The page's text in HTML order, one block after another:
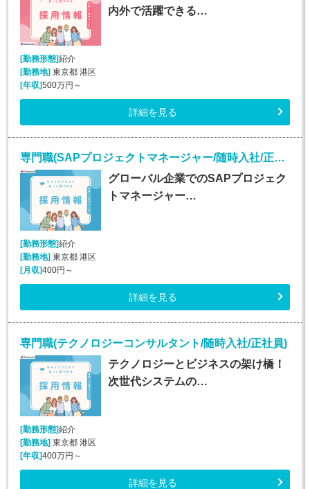
内外で活躍できる…
[勤務形態]紹介
[勤務地]東京都 港区
[年収]500万円～
詳細を見る
専門職(SAPプロジェクトマネージャー/随時入社/正社員)
グローバル企業でのSAPプロジェク
トマネージャー…
[勤務形態]紹介
[勤務地] 東京都 港区
[月収]400円～
詳細を見る
専門職(テクノロジーコンサルタント/随時入社/正社員)
テクノロジーとビジネスの架け橋！
次世代システムの…
[勤務形態]紹介
[勤務地] 東京都 港区
[年収]400万円～
詳細を見る